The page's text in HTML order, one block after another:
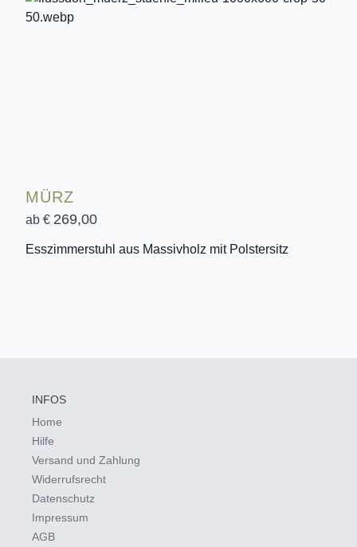
MÜRZ
ab € 269,00
Esszimmerstuhl aus Massivholz mit Polstersitz
INFOS
Home
Hilfe
Versand und Zahlung
Widerrufsrecht
Datenschutz
Impressum
AGB